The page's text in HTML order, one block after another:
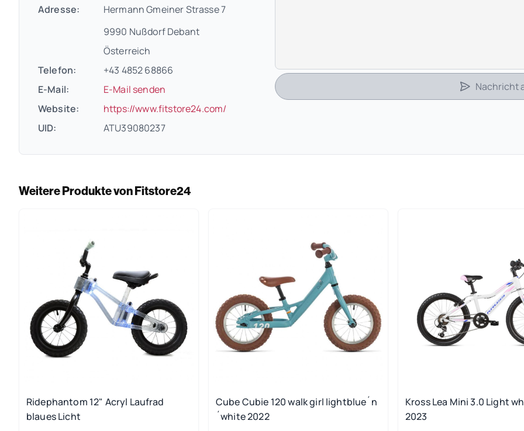
Adresse:
Hermann Gmeiner Strasse 7
9990 Nußdorf Debant
Österreich
Telefon:
+43 4852 68866
E-Mail:
E-Mail senden
Website:
https://www.fitstore24.com/
UID:
ATU39080237
Nachricht
Weitere Produkte von Fitstore24
Ridephantom 12" Acryl Laufrad
blaues Licht
Cube Cubie 120 walk girl lightblue´n
´white 2022
Kross Lea Mini 3.0 Light
2023